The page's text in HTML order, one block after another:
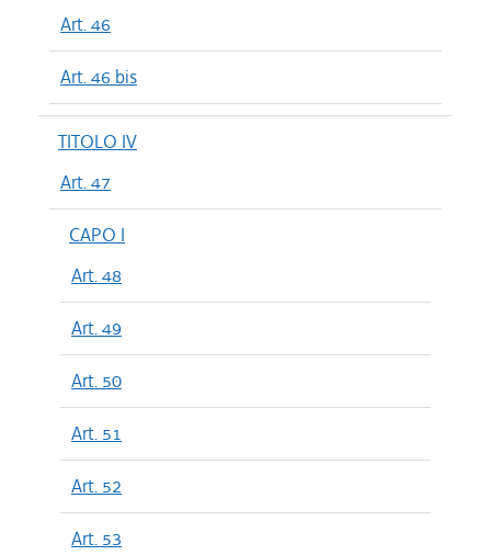
Art. 46
Art. 46 bis
TITOLO IV
Art. 47
CAPO I
Art. 48
Art. 49
Art. 50
Art. 51
Art. 52
Art. 53